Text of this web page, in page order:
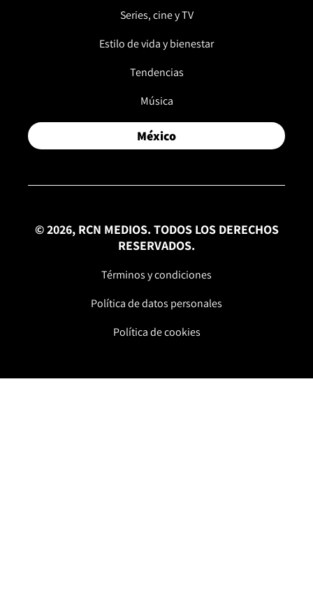
Series, cine y TV
Estilo de vida y bienestar
Tendencias
Música
México
© 2026, RCN MEDIOS. TODOS LOS DERECHOS
RESERVADOS.
Términos y condiciones
Política de datos personales
Política de cookies